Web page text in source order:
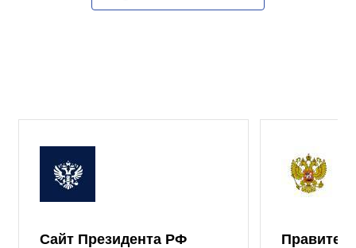
Сайт Президента РФ